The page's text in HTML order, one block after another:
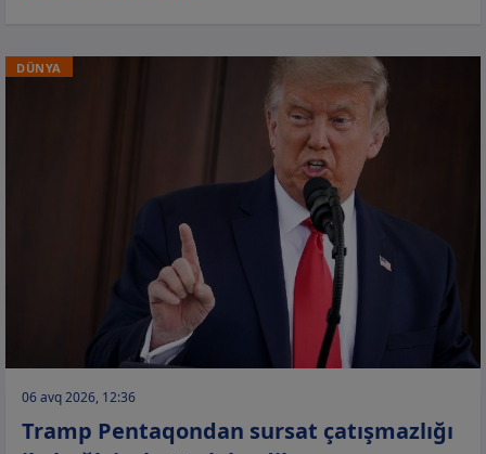
DÜNYA
06 avq 2026, 12:36
Tramp Pentaqondan sursat çatışmazlığı